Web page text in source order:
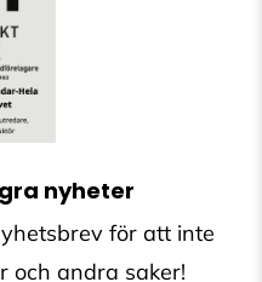
nyheter
för att inte
och andra saker!